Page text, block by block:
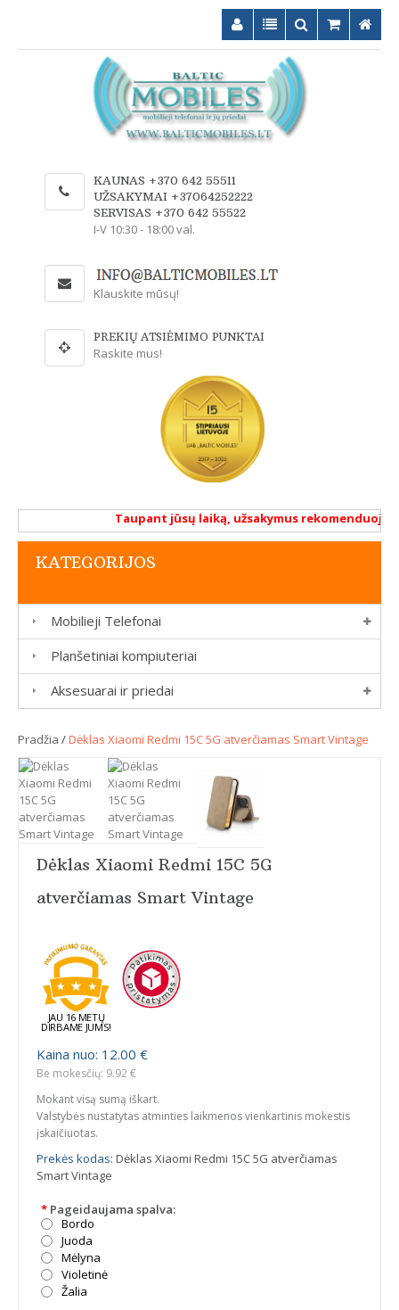
KAUNAS +370 642 55511
UŽSAKYMAI +37064252222
SERVISAS +370 642 55522
I-V 10:30 - 18:00 val.
Klauskite mūsų!
PREKIŲ ATSIĖMIMO PUNKTAI
Raskite mus!
Taupant jūsų laiką, užsakymus
KATEGORIJOS
Mobilieji Telefonai
Planšetiniai kompiuteriai
Aksesuarai ir priedai
Pradžia /Dėklas Xiaomi Redmi 15C 5G atverčiamas Smart Vintage
Dėklas Xiaomi Redmi 15C 5G
atverčiamas Smart Vintage
JAU 16 METŲ
DIRBAME JUMS!
Kaina nuo: 12.00 €
Be mokesčių: 9.92 €
Mokant visą sumą iškart.
Valstybės nustatytas atminties laikmenos vienkartinis mokestis
įskaičiuotas.
Prekės kodas: Dėklas Xiaomi Redmi 15C 5G atverčiamas
Smart Vintage
* Pageidaujama spalva:
Bordo
Juoda
Mėlyna
Violetinė
Žalia